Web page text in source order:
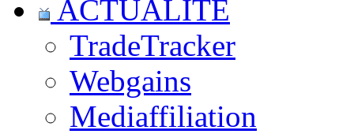
ACTUALITE
TradeTracker
Webgains
Mediaffiliation